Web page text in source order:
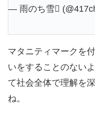
— 雨のち雪
マタニティマークを
いをすることのない
て社会全体で理解を
ね。